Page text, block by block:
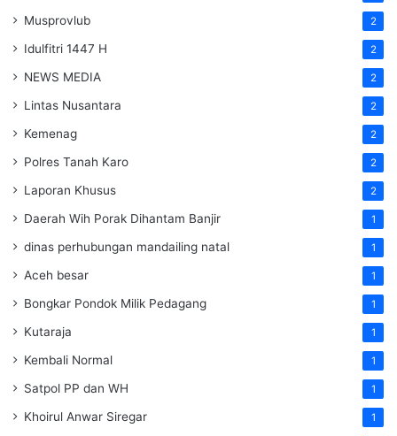
Musprovlub 2
Idulfitri 1447 H 2
NEWS MEDIA 2
Lintas Nusantara 2
Kemenag 2
Polres Tanah Karo 2
Laporan Khusus 2
Daerah Wih Porak Dihantam Banjir 1
dinas perhubungan mandailing natal 1
Aceh besar 1
Bongkar Pondok Milik Pedagang 1
Kutaraja 1
Kembali Normal 1
Satpol PP dan WH 1
Khoirul Anwar Siregar 1